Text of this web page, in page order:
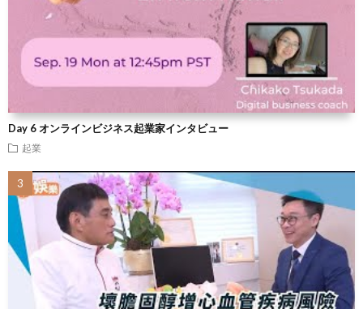
Day 6 オンラインビジネス起業家インタビュー
起業